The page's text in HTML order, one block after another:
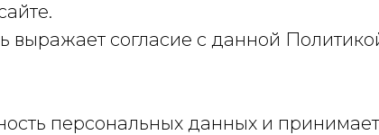
выражает согласие с данной
персональных данных и